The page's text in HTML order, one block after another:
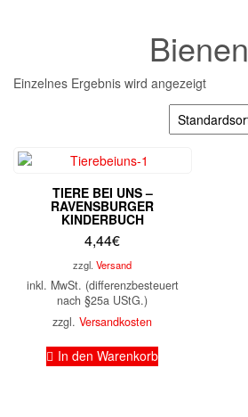
Bienen
Einzelnes Ergebnis wird angezeigt
TIERE BEI UNS –
RAVENSBURGER
KINDERBUCH
4,44€
zzgl.Versand
inkl. MwSt. (differenzbesteuert
nach §25a UStG.)
zzgl.Versandkosten
In den Warenkorb